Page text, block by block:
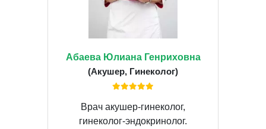
Абаева Юлиана Генриховна
(Акушер, Гинеколог)
Врач акушер-гинеколог,
гинеколог-эндокринолог.